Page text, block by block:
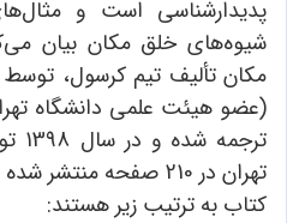
پدیدارشناسی است و
شیوه‌های خلق مکان بیان
مکان تألیف تیم کرسول،
(عضو هیئت علمی دانشگاه
تهران در 210 صفحه
کتاب به ترتیب زیر هستند: